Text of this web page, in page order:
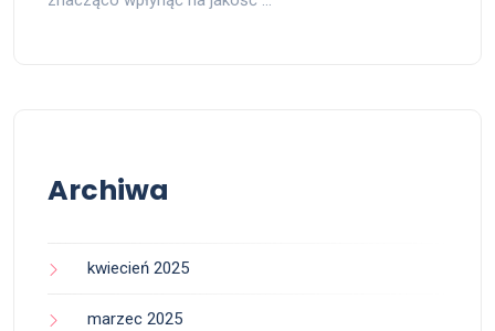
Archiwa
kwiecień 2025
marzec 2025